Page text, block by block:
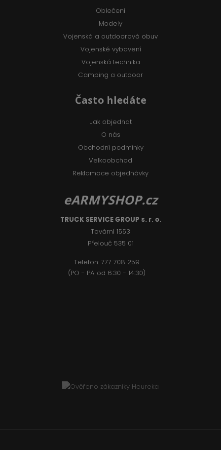
Oblečení
Modely
Vojenská a outdoorová obuv
Vojenské vybavení
Vojenská technika
Camping a outdoor
Často hledáte
Jak objednat
O nás
Obchodní podmínky
Velkoobchod
Reklamace objednávky
eARMYSHOP.cz
TRUCK SERVICE GROUP s. r. o.
Tovární 1553
Přelouč 535 01
Telefon: 777 708 259
(PO - PA od 6:30 - 14:30)